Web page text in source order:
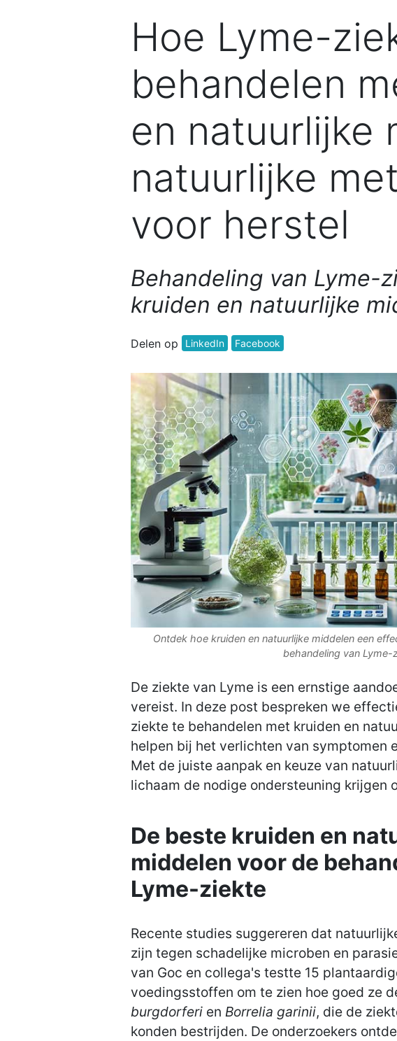
Hoe Lyme-
behandelen
en natuurlijke
natuurlijke
voor herstel
Behandeling van Lyme-
kruiden en natuurlijke
Delen op LinkedIn Facebook
Ontdek hoe kruiden en natuurlijke middelen een
behandeling van Lyme-
De ziekte van Lyme is een ernstige
vereist. In deze post bespreken we
ziekte te behandelen met kruiden en
helpen bij het verlichten van symptomen
Met de juiste aanpak en keuze van
lichaam de nodige ondersteuning krijgen
De beste kruiden en
middelen voor de
Lyme-ziekte
Recente studies suggereren dat
zijn tegen schadelijke microben en
van Goc en collega's testte 15
voedingsstoffen om te zien hoe goed ze
burgdorferi en Borrelia garinii, die de
konden bestrijden. De onderzoekers